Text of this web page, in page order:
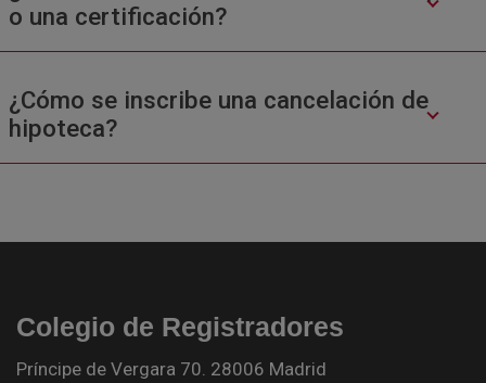
o una certificación?
¿Cómo se inscribe una cancelación de
hipoteca?
Colegio de Registradores
Príncipe de Vergara 70. 28006 Madrid